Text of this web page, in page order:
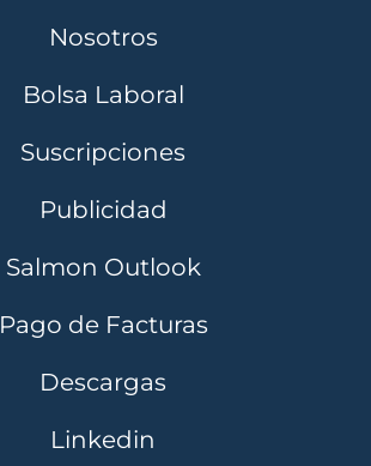
Nosotros
Bolsa Laboral
Suscripciones
Publicidad
Salmon Outlook
Pago de Facturas
Descargas
Linkedin